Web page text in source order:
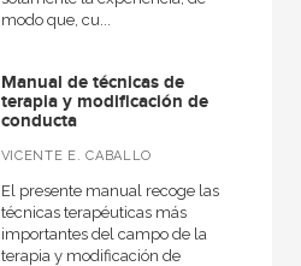
modo que, cu...
Manual de técnicas de
terapia y modificación de
conducta
VICENTE E. CABALLO
El presente manual recoge las
técnicas terapéuticas más
importantes del campo de la
terapia y modificación de